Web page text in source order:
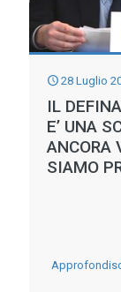
28 Luglio
IL
E’ UNA
ANCORA
SIAMO